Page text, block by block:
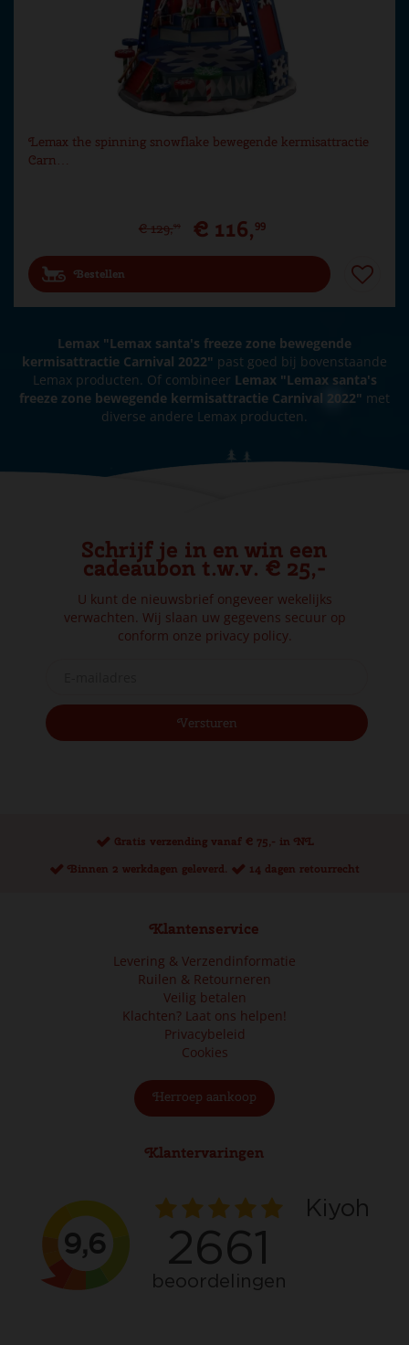
Lemax the spinning snowflake bewegende kermisattractie
Carn…
€ 129,99 € 116,99
Bestellen
Lemax "Lemax santa's freeze zone bewegende
kermisattractie Carnival 2022" past goed bij bovenstaande
Lemax producten. Of combineer Lemax "Lemax santa's
freeze zone bewegende kermisattractie Carnival 2022" met
diverse andere Lemax producten.
Schrijf je in en win een
cadeaubon t.w.v. € 25,-
U kunt de nieuwsbrief ongeveer wekelijks
verwachten. Wij slaan uw gegevens secuur op
conform onze privacy policy.
Gratis verzending vanaf € 75,- in NL
Binnen 2 werkdagen geleverd.
14 dagen retourrecht
Klantenservice
Levering & Verzendinformatie
Ruilen & Retourneren
Veilig betalen
Klachten? Laat ons helpen!
Privacybeleid
Cookies
Herroep aankoop
Klantervaringen